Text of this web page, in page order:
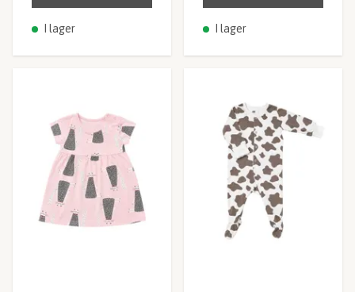
I lager I lager